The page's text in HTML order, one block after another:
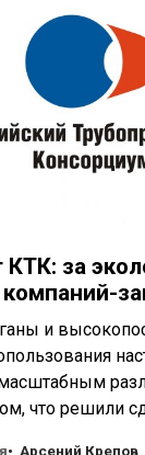
за
и
что решили
Арсений Крепов